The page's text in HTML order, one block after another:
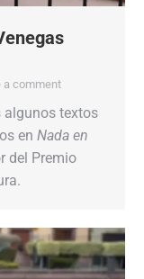
a comment
algunos textos
en Nada en
del Premio